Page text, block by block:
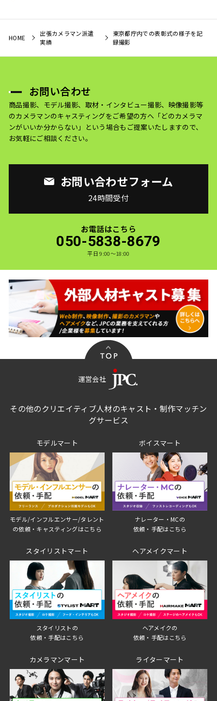
HOME
出張カメラマン派遣
実績
東京都庁内での表彰式の様子を記
録撮影
お問い合わせ
商品撮影、モデル撮影、取材・インタビュー撮影、映像撮影等
のカメラマンのキャスティングをご希望の方へ 「どのカメラマ
ンがいいか分からない」という場合もご提案いたしますので、
お気軽にご相談ください。
お問い合わせフォーム
24時間受付
お電話はこちら
050-5838-8679
平日 9:00〜18:00
運営会社
その他のクリエイティブ人材のキャスト・制作マッチン
グサービス
モデルマート
モデル/インフルエンサー/タレント
の依頼・キャスティングはこちら
ボイスマート
ナレーター・MCの
依頼・手配はこちら
スタイリストマート
スタイリストの
依頼・手配はこちら
ヘアメイクマート
ヘアメイクの
依頼・手配はこちら
カメラマンマート ライターマート